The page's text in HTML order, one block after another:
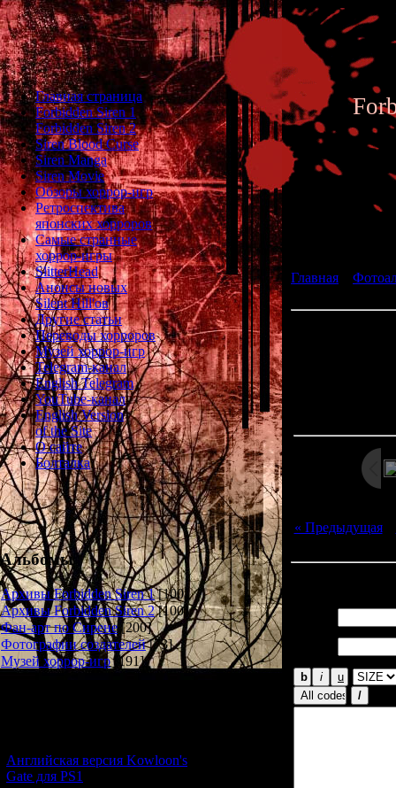
Главная страница
Forbidden Siren 1
Forbidden Siren 2
Siren Blood Curse
Siren Manga
Siren Movie
Обзоры хоррор-игр
Ретроспектива
японских хорроров
Самые странные
хоррор-игры
SlitterHead
Анонсы новых
Silent Hill'ов
Другие статьи
Переводы хорроров
Музей хоррор-игр
Telegram-канал
English Telegram
YouTube-канал
English Version
of the Site
О сайте
Болталка
Альбомы
Архивы Forbidden Siren 1 [100]
Архивы Forbidden Siren 2 [100]
Фан-арт по Сирене [200]
Фотографии создателей [73]
Музей хоррор-игр
[191]
Английская версия Kowloon's
Gate для PS1
Главная
« Предыдущая|